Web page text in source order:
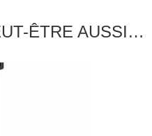
ÊTRE AUSSI…